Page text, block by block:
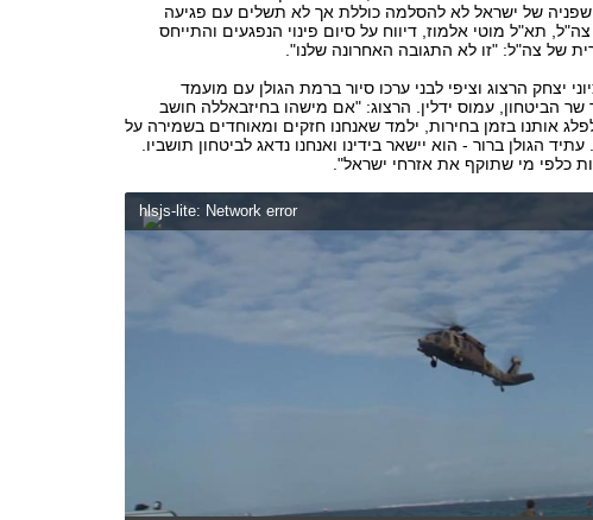
שפניה של ישראל לא להסלמה כוללת אך לא תשלים עם פגיעה
צה"ל, תא"ל מוטי אלמוז, דיווח על סיום פינוי הנפגעים והתייחס
של צה"ל: "זו לא התגובה האחרונה שלנו".
יצחק הרצוג וציפי לבני ערכו סיור ברמת הגולן עם מועמד
הביטחון, עמוס ידלין. הרצוג: "אם מישהו בחיזבאללה חושב
אותנו בזמן בחירות, ילמד שאנחנו חזקים ומאוחדים בשמירה על
הגולן ברור - הוא יישאר בידינו ואנחנו נדאג לביטחון תושביו.
כלפי מי שתוקף את אזרחי ישראל".
hlsjs-lite: Network error